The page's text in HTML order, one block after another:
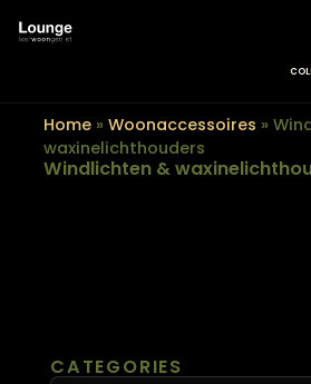
Home »Woonaccessoires»
waxinelichthouders